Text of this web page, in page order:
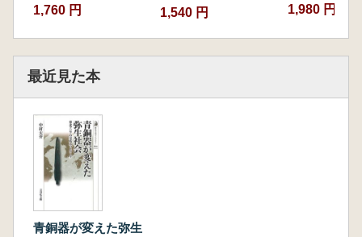
1,760 円 1,540 円 1,980 円~
最近見た本
青銅器が変えた弥生